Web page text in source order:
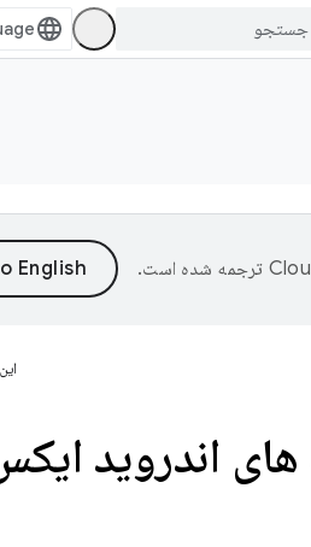
ترجمه شده است.
اندروید